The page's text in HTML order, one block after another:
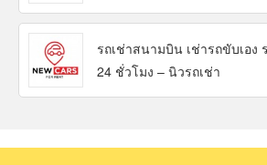
รถเช่าสนามบิน เช่ารถขับเอง
24 ชั่วโมง – นิวรถเช่า